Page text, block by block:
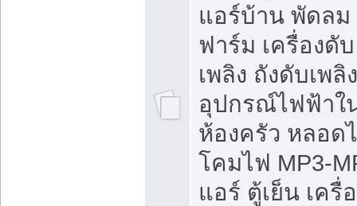
แอร์บ้าน พัดลม
ฟาร์ม เครื่องดับ
เพลิง ถังดับเพลิง
อุปกรณ์ไฟฟ้าใ
ห้องครัว หลอด
โคมไฟ MP3-
แอร์ ตู้เย็น เครื่